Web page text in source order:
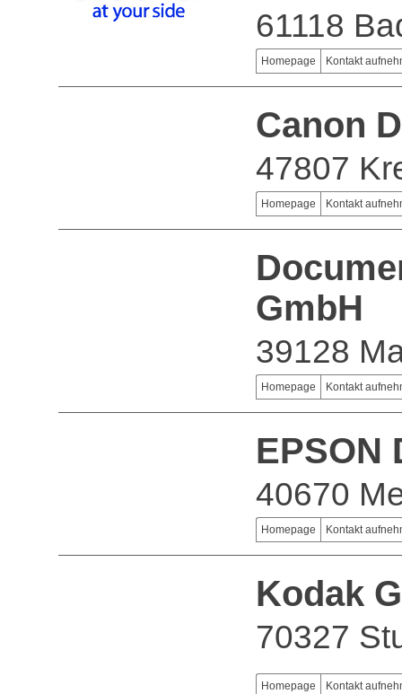
61118
Homepage Kontakt
Canon
47807
Homepage Kontakt
GmbH
39128
Homepage Kontakt
EPSON
40670
Homepage Kontakt
Kodak
70327
Homepage Kontakt